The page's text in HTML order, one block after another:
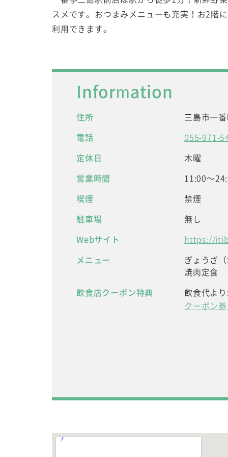
スメです。おつまみメニューも充実！お2階
利用できます。
Information
住所
三島市一
電話
055-971-
定休日
木曜
営業時間
11:00～
喫煙
禁煙
駐車場
無し
Webサイト
https://
メニュー
ぎょうざ
焼肉定
飲食店クーポン特典
飲食代よ
クーポン